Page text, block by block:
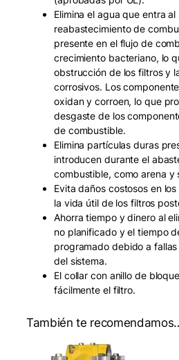
Elimina el agua que entra
reabastecimiento de
presente en el flujo de
crecimiento bacteriano, lo
obstrucción de los filtros y
corrosivos. Los
oxidan y corroen, lo que
desgaste de los
de combustible.
Elimina partículas duras
introducen durante el
combustible, como arena y
Evita daños costosos en
la vida útil de los filtros
Ahorra tiempo y dinero al
no planificado y el tiempo
programado debido a
del sistema.
El collar con anillo de
fácilmente el filtro.
También te